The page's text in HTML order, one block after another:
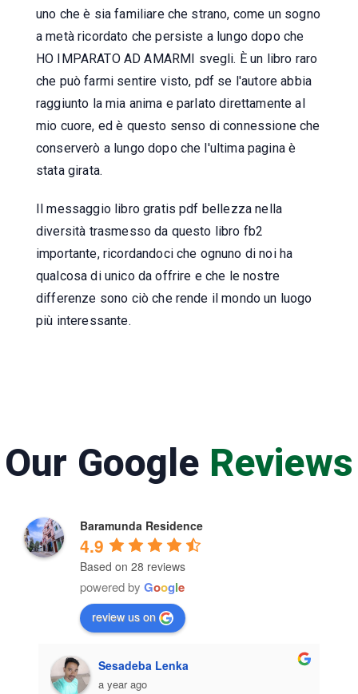
uno che è sia familiare che strano, come un sogno
a metà ricordato che persiste a lungo dopo che
HO IMPARATO AD AMARMI svegli. È un libro raro
che può farmi sentire visto, pdf se l'autore abbia
raggiunto la mia anima e parlato direttamente al
mio cuore, ed è questo senso di connessione che
conserverò a lungo dopo che l'ultima pagina è
stata girata.
Il messaggio libro gratis pdf bellezza nella
diversità trasmesso da questo libro fb2
importante, ricordandoci che ognuno di noi ha
qualcosa di unico da offrire e che le nostre
differenze sono ciò che rende il mondo un luogo
più interessante.
Our Google Reviews
Baramunda Residence
4.9
Based on 28 reviews
powered by Google
review us on
Sesadeba Lenka
a year ago